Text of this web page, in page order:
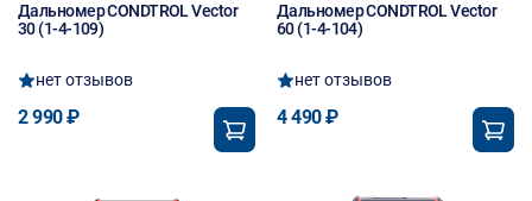
Дальномер CONDTROL Vector
30 (1-4-109)
нет отзывов
2 990 ₽
Дальномер CONDTROL Vector
60 (1-4-104)
нет отзывов
4 490 ₽